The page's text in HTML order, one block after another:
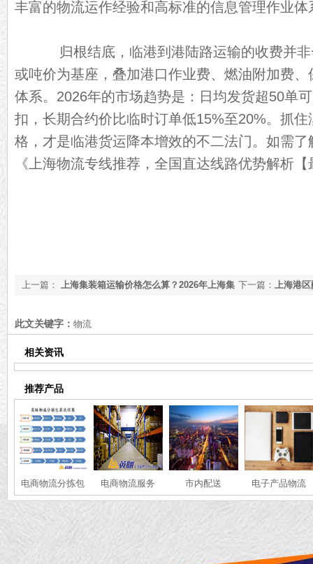
丰富的物流运作经验和高标准的信息管理作业体
归根结底，临港到港陆路运输的收费并非
或吨价为基座，叠加港口作业费、燃油附加费
体系。2026年的市场趋势是：日均发货超50单
扣，长期合约价比临时订单低15%至20%。抓
格，才是临港货运降本增效的不二法门。如需
《 上海物流专线推荐，全国直达线路优势解析
下一篇： 上海港
上一篇： 上海集装箱运输价格怎么算？2026年上海集
此文关键字： 物流
相关资讯
推荐产品
电商物流分拣包
装
电商物流服务 市内配送 电子产品物流